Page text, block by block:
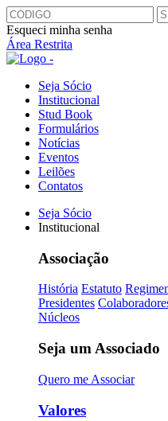
Esqueci minha senha
Área Restrita
Seja Sócio
Institucional
Stud Book
Formulários
Notícias
Eventos
Leilões
Contatos
Seja Sócio
Institucional
Associação
História Estatuto
Presidentes
Núcleos
Seja um Associado
Quero me Associar
Valores